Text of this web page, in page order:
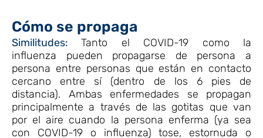
Cómo se propaga
Similitudes:Tanto el COVID-19 como la
influenza pueden propagarse de persona a
persona entre personas que están en contacto
cercano entre sí (dentro de los 6 pies de
distancia). Ambas enfermedades se propagan
principalmente a través de las gotitas que van
por el aire cuando la persona enferma (ya sea
con COVID-19 o influenza) tose, estornuda o